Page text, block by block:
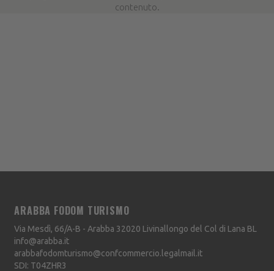
contenuto.
ARABBA FODOM TURISMO
Via Mesdì, 66/A-B - Arabba 32020 Livinallongo del Col di Lana BL
info@arabba.it
arabbafodomturismo@confcommercio.legalmail.it
SDI: T04ZHR3